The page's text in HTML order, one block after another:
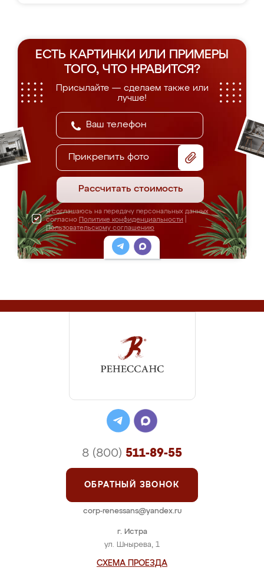
ЕСТЬ КАРТИНКИ ИЛИ ПРИМЕРЫ
ТОГО, ЧТО НРАВИТСЯ?
Присылайте — сделаем также или
лучше!
Прикрепить фото
Рассчитать стоимость
Я соглашаюсь на передачу персональных данных
согласно Политике конфиденциальности
Пользовательскому соглашению
г. Истра
ул. Шнырева, 1
СХЕМА ПРОЕЗДА
8 (800) 511-89-55
ОБРАТНЫЙ ЗВОНОК
corp-renessans@yandex.ru